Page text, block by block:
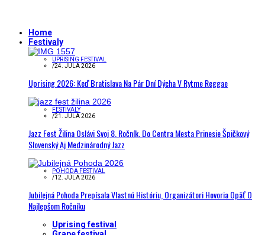
Home
Festivaly
UPRISING FESTIVAL
/24. JÚLA 2026
Uprising 2026: Keď Bratislava Na Pár Dní Dýcha V Rytme Reggae
FESTIVALY
/21. JÚLA 2026
Jazz Fest Žilina Oslávi Svoj 8. Ročník. Do Centra Mesta Prinesie Špičkový
Slovenský Aj Medzinárodný Jazz
POHODA FESTIVAL
/12. JÚLA 2026
Jubilejná Pohoda Prepísala Vlastnú Históriu, Organizátori Hovoria Opäť O
Najlepšom Ročníku
Uprising festival